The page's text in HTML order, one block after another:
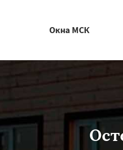
Окна МСК